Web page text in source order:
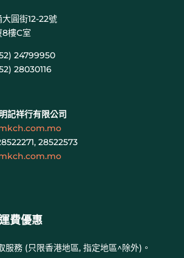
圓街12-22號
8樓C室
24799950
28030116
明記祥行有限公司
28522573
費優惠
服務 (只限香港地區, 指定地區^除外)。